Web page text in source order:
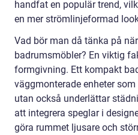
handfat en populär trend,
en mer strömlinjeformad
Vad bör man då tänka på
badrumsmöbler? En viktig
formgivning. Ett kompakt
väggmonterade enheter
utan också underlättar
att integrera speglar i
göra rummet ljusare och